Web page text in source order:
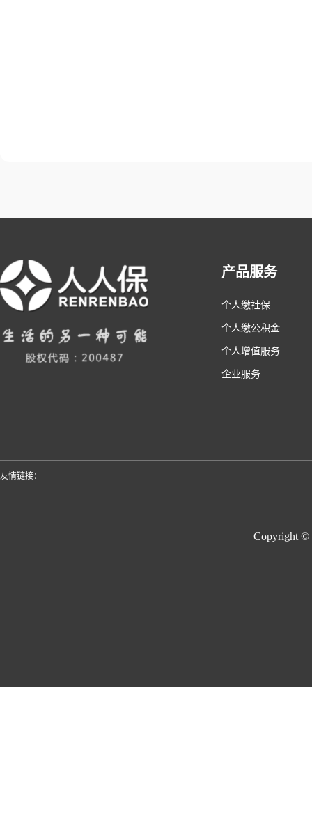
产品服务
个人缴社保
个人缴公积金
个人增值服务
企业服务
友情链接：
Copyright ©